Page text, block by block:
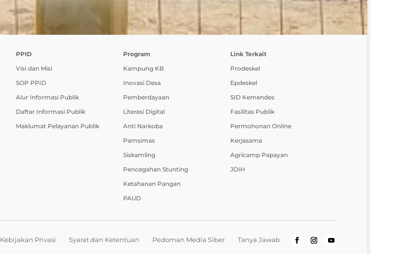
PPID
Visi dan Misi
SOP PPID
Alur Informasi Publik
Daftar Informasi Publik
Maklumat Pelayanan Publik
Program
Kampung KB
Inovasi Desa
Pemberdayaan
Literasi Digital
Anti Narkoba
Pamsimas
Siskamling
Pencegahan Stunting
Ketahanan Pangan
PAUD
Link Terkait
Prodeskel
Epdeskel
SID Kemendes
Fasilitas Publik
Permohonan Online
Kerjasama
Agricamp Papayan
JDIH
Kebijakan Privasi Syarat dan Ketentuan Pedoman Media Siber Tanya Jawab